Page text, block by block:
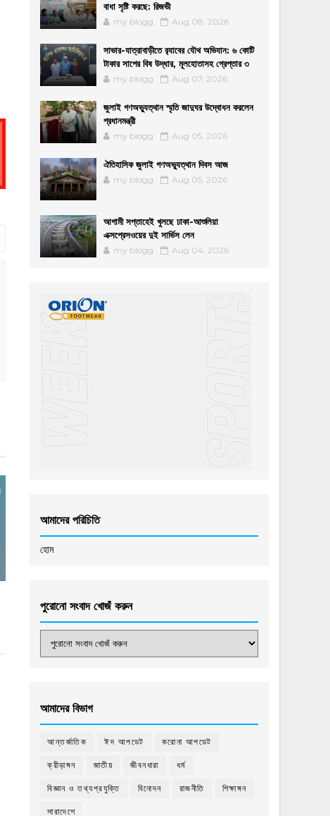
বাধা সৃষ্টি করছে: রিজভী
my blogg Aug 08, 2026
সাভার-যাত্রাবাড়ীতে র‌্যাবের যৌথ অভিযান: ৬ কোটি
টাকার সাপের বিষ উদ্ধার, মূলহোতাসহ গ্রেপ্তার ৩
my blogg Aug 07, 2026
জুলাই গণঅভ্যুত্থান স্মৃতি জাদুঘর উদ্বোধন করলেন
প্রধানমন্ত্রী
my blogg Aug 05, 2026
ঐতিহাসিক জুলাই গণঅভ্যুত্থান দিবস আজ
my blogg Aug 05, 2026
আগামী সপ্তাহেই খুলছে ঢাকা-আশুলিয়া
এক্সপ্রেসওয়ের দুই সার্ভিস লেন
my blogg Aug 04, 2026
আমাদের পরিচিতি
হোম
পুরোনো সংবাদ খোজঁ করুন
আমাদের বিভাগ
আন্তর্জাতিক ঈদ আপডেট করোনা আপডেট
ক্রীড়াঙ্গন জাতীয় জীবনধারা ধর্ম
বিজ্ঞান ও তথ্যপ্রযুক্তি বিনোদন রাজনীতি শিক্ষাঙ্গন
সারাদেশে